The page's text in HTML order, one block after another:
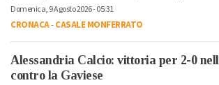
Domenica, 9 Agosto 2026 - 05:31
CRONACA-CASALE MONFERRATO
Alessandria Calcio: vittoria per 2-0
contro la Gaviese